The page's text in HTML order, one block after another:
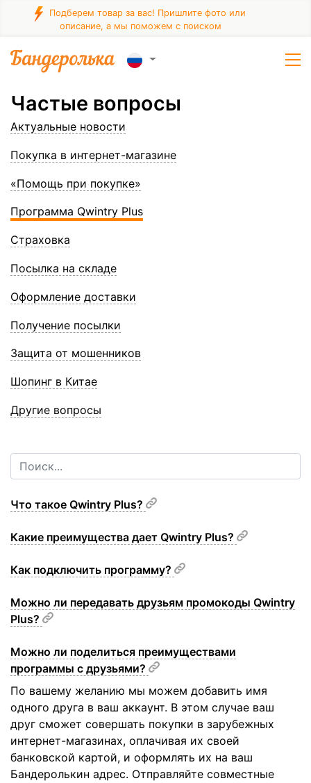
Подберем товар за вас! Пришлите фото или
описание, а мы поможем с поиском
Частые вопросы
Актуальные новости
Покупка в интернет-магазине
«Помощь при покупке»
Программа Qwintry Plus
Страховка
Посылка на складе
Оформление доставки
Получение посылки
Защита от мошенников
Шопинг в Китае
Другие вопросы
Что такое Qwintry Plus?
Какие преимущества дает Qwintry Plus?
Как подключить программу?
Можно ли передавать друзьям промокоды Qwintry
Plus?
Можно ли поделиться преимуществами
программы с друзьями?
По вашему желанию мы можем добавить имя
одного друга в ваш аккаунт. В этом случае ваш
друг сможет совершать покупки в зарубежных
интернет-магазинах, оплачивая их своей
банковской картой, и оформлять их на ваш
Бандеролькин адрес. Отправляйте совместные